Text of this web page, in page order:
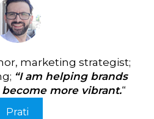
marketing strategist;
“I am helping brands
more vibrant.“
Prati